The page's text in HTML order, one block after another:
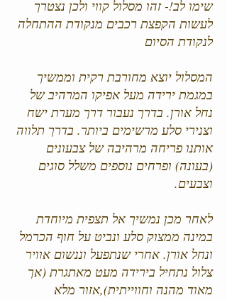
שימו לב!- זהו מסלול קווי ולכן נצטרך
לעשות הקפצת רכבים מנקודת ההתחלה
לנקודת הסיום
המסלול יוצא מחורבת רקית וממשיך
במגמת ירידה מעל אפיקו המרהיב של
נחל אורן. בדרך נעבור דרך מערת ישח
וצנירי סלע מרשימים ביותר. בדרך תלווה
אותנו פריחה מרהיבה של צבעונים
(בעונה) ופרחים נוספים משלל סוגים
וצבעים.
לאחר מכן נמשיך אל תצפית מיוחדת
במינה ממצוק סלע ונביט על חוף הכרמל
ונחל אורן. אחרי שנתפעל וננשום אוויר
צלול נתחיל בירידה מעט מאתגרת (אך
מאוד מהנה וחווייתית),אזור מלא